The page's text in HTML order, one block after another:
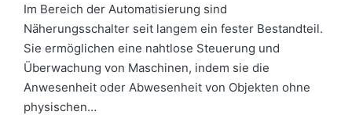
Im Bereich der Automatisierung sind
Näherungsschalter seit langem ein fester Bestandteil.
Sie ermöglichen eine nahtlose Steuerung und
Überwachung von Maschinen, indem sie die
Anwesenheit oder Abwesenheit von Objekten ohne
physischen…